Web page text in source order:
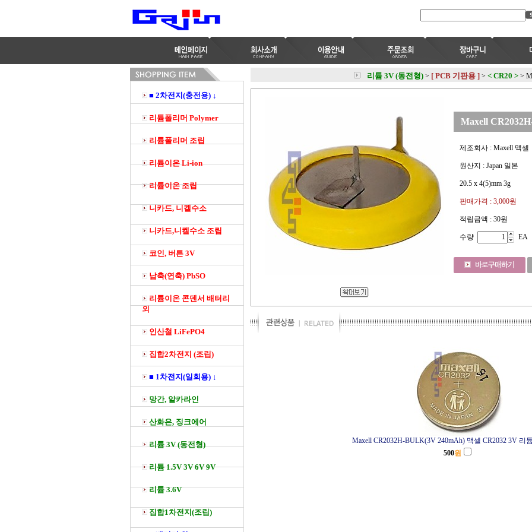
■ 2차전지(충전용) ↓
리튬폴리머 Polymer
리튬폴리머 조립
리튬이온 Li-ion
리튬이온 조립
니카드, 니켈수소
니카드,니켈수소 조립
코인, 버튼 3V
납축(연축) PbSO
리튬이온 콘덴서 배터리
외
인산철 LiFePO4
집합2차전지 (조립)
■ 1차전지(일회용) ↓
망간, 알카라인
산화은, 징크에어
리튬 3V (동전형)
리튬 1.5V 3V 6V 9V
리튬 3.6V
집합1차전지(조립)
리튬 3V (동전형) > [ PCB 기판용 ] > < CR20 > >
Maxell
제조회사 : Maxell 맥셀
원산지 : Japan 일본
20.5 x 4(5)mm 3g
판매가격 : 3,000원
적립금액 : 30원
수량 EA
Maxell CR2032H-BULK(3V 240mAh) 맥셀 CR2032 3V 리
500원